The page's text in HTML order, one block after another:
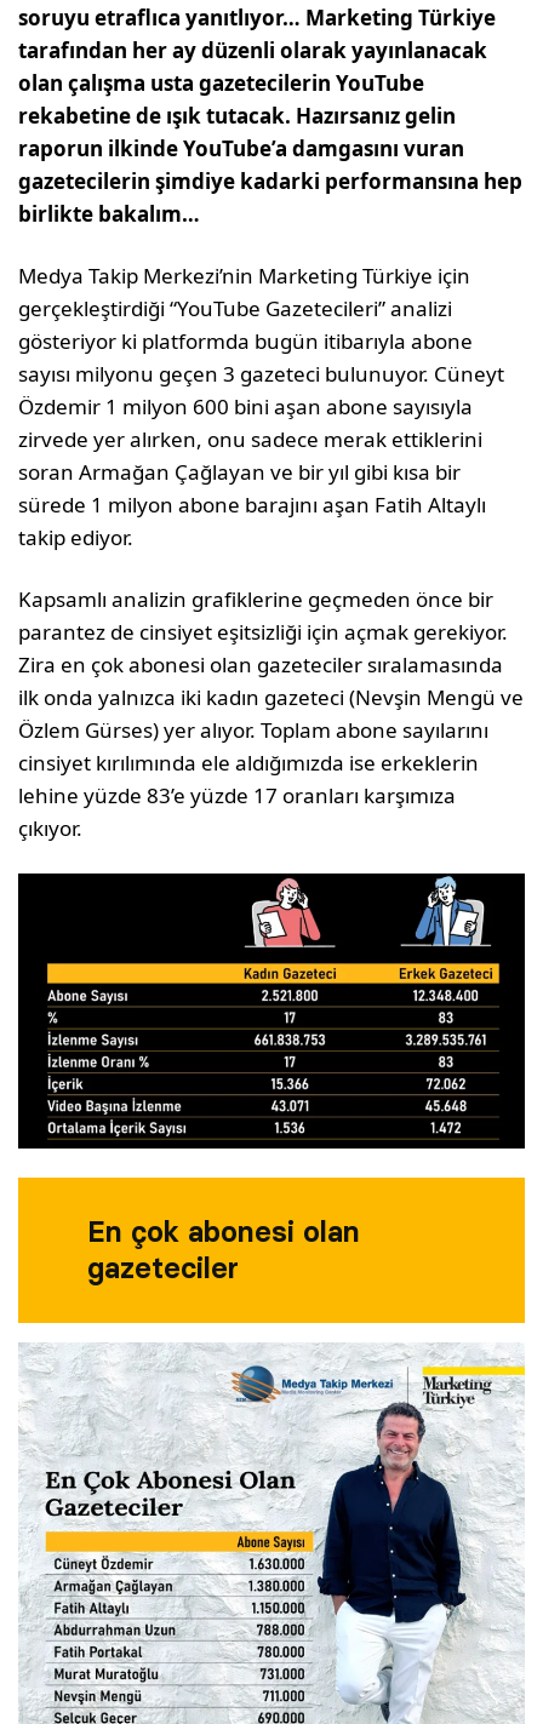
soruyu etraflıca yanıtlıyor… Marketing Türkiye
tarafından her ay düzenli olarak yayınlanacak
olan çalışma usta gazetecilerin YouTube
rekabetine de ışık tutacak. Hazırsanız gelin
raporun ilkinde YouTube’a damgasını vuran
gazetecilerin şimdiye kadarki performansına hep
birlikte bakalım…
Medya Takip Merkezi’nin Marketing Türkiye için
gerçekleştirdiği “YouTube Gazetecileri” analizi
gösteriyor ki platformda bugün itibarıyla abone
sayısı milyonu geçen 3 gazeteci bulunuyor. Cüneyt
Özdemir 1 milyon 600 bini aşan abone sayısıyla
zirvede yer alırken, onu sadece merak ettiklerini
soran Armağan Çağlayan ve bir yıl gibi kısa bir
sürede 1 milyon abone barajını aşan Fatih Altaylı
takip ediyor.
Kapsamlı analizin grafiklerine geçmeden önce bir
parantez de cinsiyet eşitsizliği için açmak gerekiyor.
Zira en çok abonesi olan gazeteciler sıralamasında
ilk onda yalnızca iki kadın gazeteci (Nevşin Mengü ve
Özlem Gürses) yer alıyor. Toplam abone sayılarını
cinsiyet kırılımında ele aldığımızda ise erkeklerin
lehine yüzde 83’e yüzde 17 oranları karşımıza
çıkıyor.
En çok abonesi olan
gazeteciler